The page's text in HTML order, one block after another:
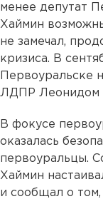
менее депутат
Хаймин
не замечал,
кризиса. В
Первоуральске
ЛДПР Леонидом
В фокусе
оказалась
первоуральцы.
Хаймин
и сообщал о